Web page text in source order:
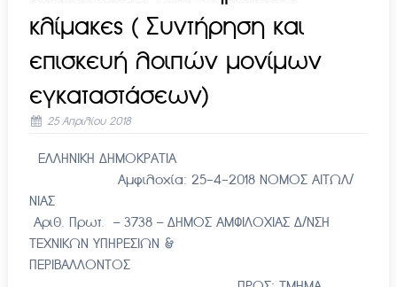
κλίμακες ( Συντήρηση και
επισκευή λοιπών μονίμων
εγκαταστάσεων)
25 Απριλίου 2018
ΕΛΛΗΝΙΚΗ ΔΗΜΟΚΡΑΤΙΑ
Αμφιλοχία: 25-4-2018 ΝΟΜΟΣ ΑΙΤΩΛ/
ΝΙΑΣ
Αριθ. Πρωτ. – 3738 – ΔΗΜΟΣ ΑΜΦΙΛΟΧΙΑΣ Δ/ΝΣΗ
ΤΕΧΝΙΚΩΝ ΥΠΗΡΕΣΙΩΝ &
ΠΕΡΙΒΑΛΛΟΝΤΟΣ